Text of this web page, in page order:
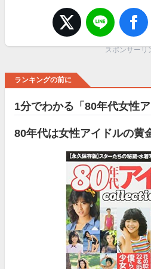
スポンサーリ
ランキングの前に
1分でわかる「80年代女性ア
80年代は女性アイドルの黄